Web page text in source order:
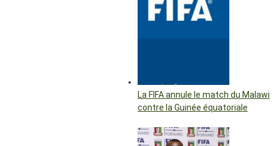
La FIFA annule le match du Malawi
contre la Guinée équatoriale